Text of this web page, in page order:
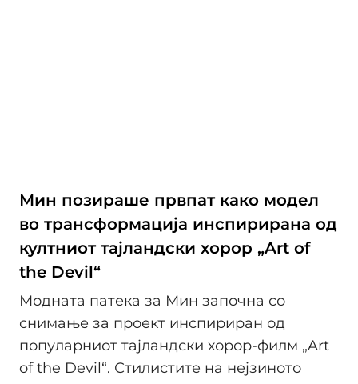
Мин позираше првпат како модел
во трансформација инспирирана од
култниот тајландски хорор „Art of
the Devil“
Модната патека за Мин започна со
снимање за проект инспириран од
популарниот тајландски хорор-филм „Art
of the Devil“. Стилистите на нејзиното